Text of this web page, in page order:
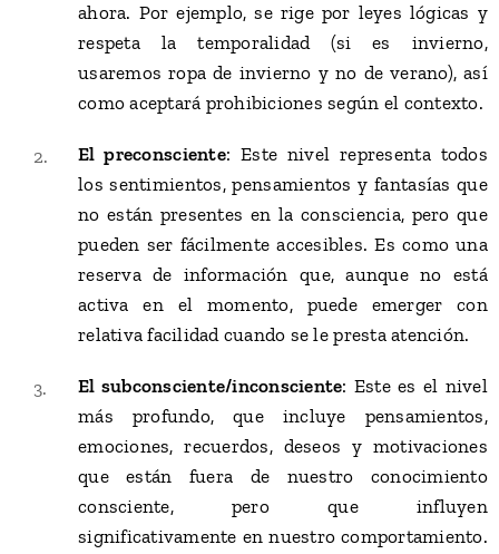
ahora. Por ejemplo, se rige por leyes lógicas y
respeta la temporalidad (si es invierno,
usaremos ropa de invierno y no de verano), así
como aceptará prohibiciones según el contexto.
El preconsciente: Este nivel representa todos
los sentimientos, pensamientos y fantasías que
no están presentes en la consciencia, pero que
pueden ser fácilmente accesibles. Es como una
reserva de información que, aunque no está
activa en el momento, puede emerger con
relativa facilidad cuando se le presta atención.
El subconsciente/inconsciente: Este es el nivel
más profundo, que incluye pensamientos,
emociones, recuerdos, deseos y motivaciones
que están fuera de nuestro conocimiento
consciente, pero que influyen
significativamente en nuestro comportamiento.